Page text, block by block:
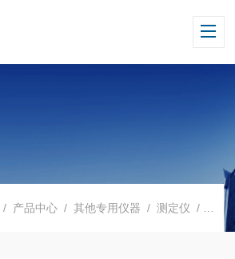
/ 产品中心 /其他专用仪器 /测定仪 / HAD-J3000便携式近红外谷物分析仪